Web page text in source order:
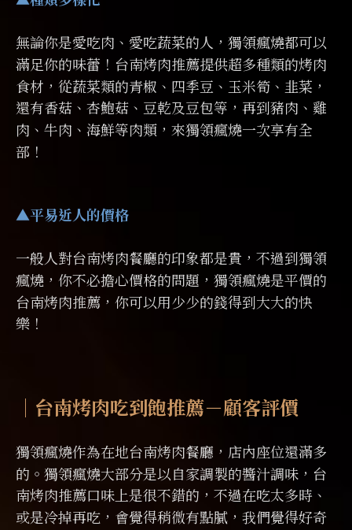
無論你是愛吃肉、愛吃蔬菜的人，獨領瘋燒都可以
滿足你的味蕾！台南烤肉推薦提供超多種類的烤肉
食材，從蔬菜類的青椒、四季豆、玉米筍、韭菜，
還有香菇、杏鮑菇、豆乾及豆包等，再到豬肉、雞
肉、牛肉、海鮮等肉類，來獨領瘋燒一次享有全
部！
▲平易近人的價格
一般人對台南烤肉餐廳的印象都是貴，不過到獨領
瘋燒，你不必擔心價格的問題，獨領瘋燒是平價的
台南烤肉推薦 ，你可以用少少的錢得到大大的快
樂！
｜台南烤肉吃到飽推薦－顧客評價
獨領瘋燒作為在地台南烤肉餐廳，店內座位還滿多
的。獨領瘋燒大部分是以自家調製的醬汁調味，台
南烤肉推薦口味上是很不錯的，不過在吃太多時、
或是冷掉再吃，會覺得稍微有點膩，我們覺得好奇